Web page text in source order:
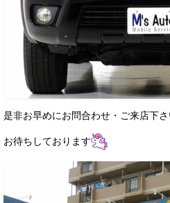
是非お早めにお問合わせ・ご来店下
お待ちしております